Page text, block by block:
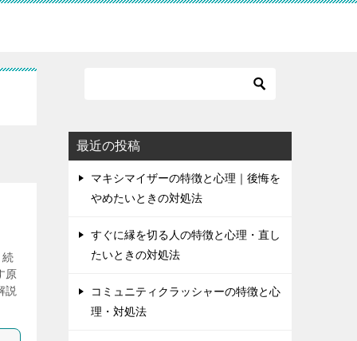
続
原
説
最近の投稿
マキシマイザーの特徴と心理｜後悔を
やめたいときの対処法
すぐに縁を切る人の特徴と心理・直し
たいときの対処法
コミュニティクラッシャーの特徴と心
理・対処法